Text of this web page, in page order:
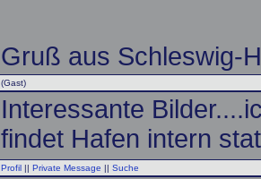
Gruß aus Schleswig-
(Gast)
Interessante
findet Hafen intern
Profil || Private Message || Suche